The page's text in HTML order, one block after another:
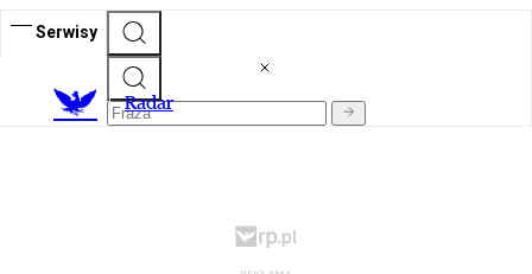
Serwisy
Radar